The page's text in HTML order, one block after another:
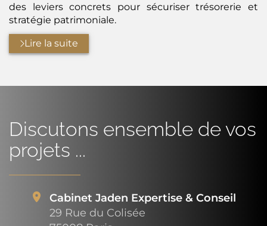
des leviers concrets pour sécuriser trésorerie et
stratégie patrimoniale.
Lire la suite
Discutons ensemble de vos
projets ...
Cabinet Jaden Expertise & Conseil
29 Rue du Colisée